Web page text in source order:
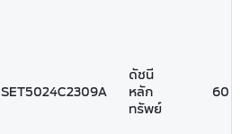
SET5024C2309A
ดัชนี
หลัก
ทรัพย์
60